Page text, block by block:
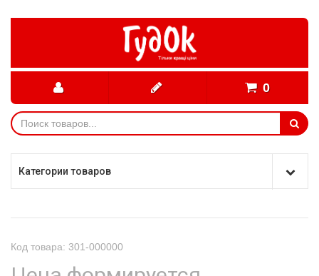
0
Категории товаров
Код товара: 301-000000